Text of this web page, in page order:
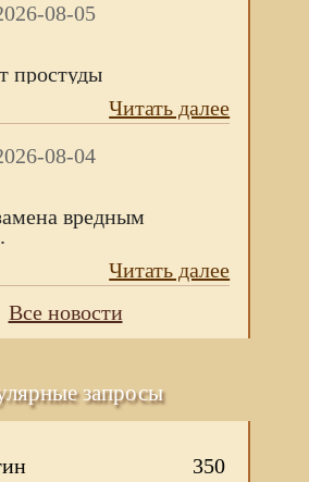
08-05
простуды
Читать далее
08-04
вредным
Читать далее
Все новости
запросы
350